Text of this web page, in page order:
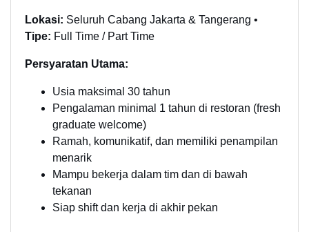
Lokasi: Seluruh Cabang Jakarta & Tangerang •
Tipe: Full Time / Part Time
Persyaratan Utama:
Usia maksimal 30 tahun
Pengalaman minimal 1 tahun di restoran (fresh
graduate welcome)
Ramah, komunikatif, dan memiliki penampilan
menarik
Mampu bekerja dalam tim dan di bawah
tekanan
Siap shift dan kerja di akhir pekan